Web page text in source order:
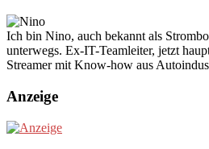
Ich bin Nino, auch bekannt als
unterwegs. Ex-IT-Teamleiter, jetzt
Streamer mit Know-how aus
Anzeige